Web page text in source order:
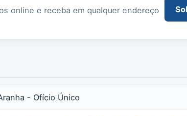
online e receba em qualquer endereço
- Ofício Único